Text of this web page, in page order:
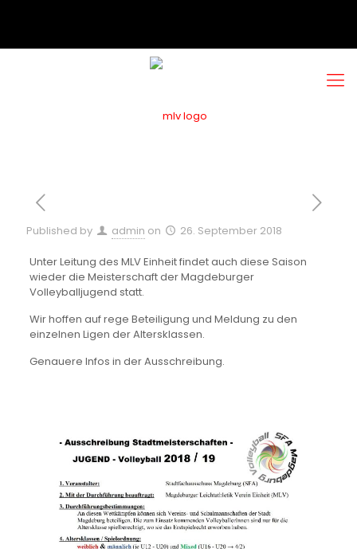
Published by admin on 26. September 2018
Unter Leitung des MLV Einheit findet auch diese Saison
wieder die Meisterschaft der Magdeburger
Volleyballjugend statt.
Wir hoffen auf rege Beteiligung und Meldung zu den
einzelnen Ligen der Altersklassen.
Genauere Infos in der Ausschreibung.